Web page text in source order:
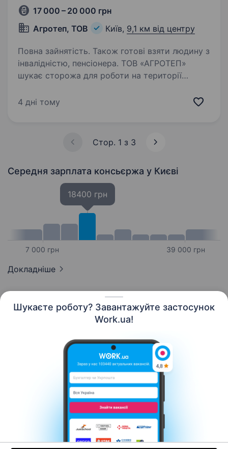
Шукаєте роботу? Завантажуйте застосунок
Work.ua!
17 000 – 20 000 грн
Агротеп, ТОВ
Київ, 9,1 км від центру
Повна зайнятість. Також готові взяти людину з
інвалідністю, пенсіонера. ТОВ «АГРОТЕП»
шукає сторожа для роботи на території
у с. Копилів (Макарівська селищна громада,
4 дні тому
Стор. 1 з 3
Середня зарплата консьєржа у Києві
7 000 грн
18400 грн
39 000 грн
Докладніше
Контакти Про нас
Кар’єра
Допомога Умови використання